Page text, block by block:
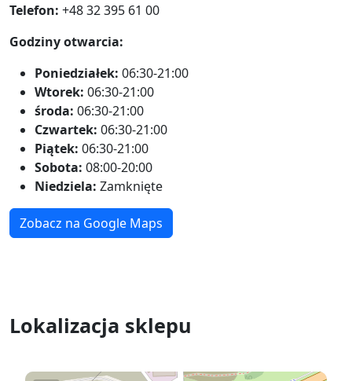
Telefon: +48 32 395 61 00
Godziny otwarcia:
Poniedziałek: 06:30-21:00
Wtorek: 06:30-21:00
środa: 06:30-21:00
Czwartek: 06:30-21:00
Piątek: 06:30-21:00
Sobota: 08:00-20:00
Niedziela: Zamknięte
Zobacz na Google Maps
Lokalizacja sklepu